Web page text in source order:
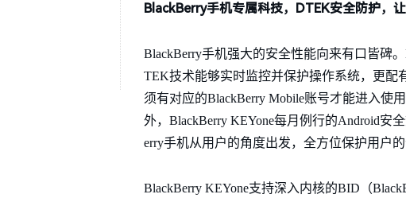
BlackBerry手机专属科技，DTEK安全防护，
BlackBerry手机强大的安全性能向来有口皆碑
TEK技术能够实时监控并保护操作系统，更配
须有对应的BlackBerry Mobile账号才能进入使
外，BlackBerry KEYone每月例行的Android安
erry手机从用户的角度出发，全方位保护用户
BlackBerry KEYone支持深入内核的BID（